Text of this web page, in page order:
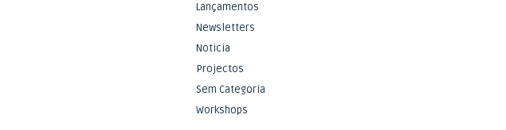
Lançamentos
Newsletters
Noticia
Projectos
Sem Categoria
Workshops